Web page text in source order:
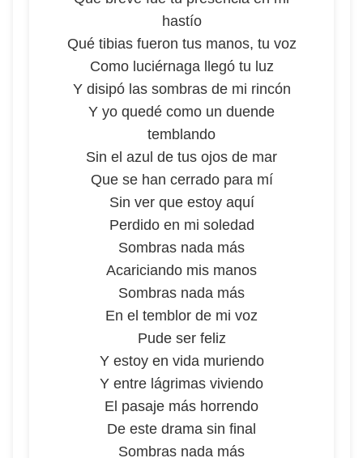
hastío
Qué tibias fueron tus manos, tu voz
Como luciérnaga llegó tu luz
Y disipó las sombras de mi rincón
Y yo quedé como un duende
temblando
Sin el azul de tus ojos de mar
Que se han cerrado para mí
Sin ver que estoy aquí
Perdido en mi soledad
Sombras nada más
Acariciando mis manos
Sombras nada más
En el temblor de mi voz
Pude ser feliz
Y estoy en vida muriendo
Y entre lágrimas viviendo
El pasaje más horrendo
De este drama sin final
Sombras nada más